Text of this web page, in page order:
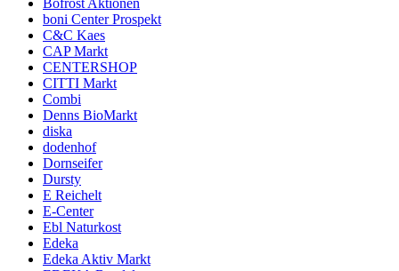
Bofrost Aktionen
boni Center Prospekt
C&C Kaes
CAP Markt
CENTERSHOP
CITTI Markt
Combi
Denns BioMarkt
diska
dodenhof
Dornseifer
Dursty
E Reichelt
E-Center
Ebl Naturkost
Edeka
Edeka Aktiv Markt